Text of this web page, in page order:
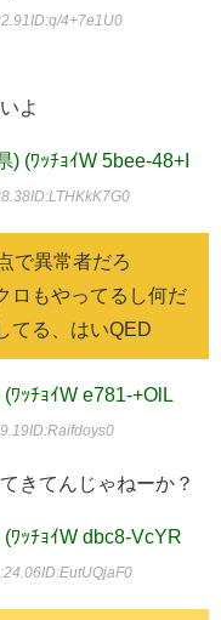
ID:q/4+7e1U0
よ
(ﾜｯﾁｮｲW 5bee-48+I
ID:LTHKkK7G0
で異常者だろ
ロもやってるし何だ
てる、はいQED
ｯﾁｮｲW e781-+OlL
ID:Raifdoys0
きてんじゃねーか？
ﾜｯﾁｮｲW dbc8-VcYR
ID:EutUQjaF0